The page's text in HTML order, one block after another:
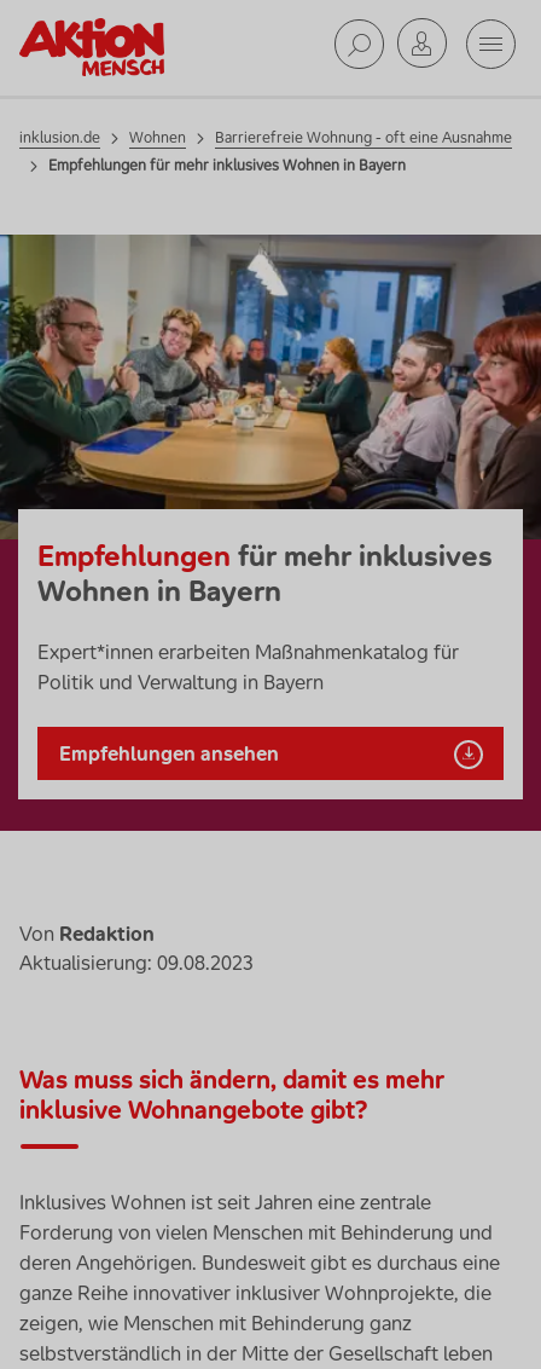
Wohnen
inklusion.de Wohnen
Barrierefreie Wohnung - oft eine Ausnahme
Empfehlungen für mehr inklusives Wohnen in Bayern
Empfehlungen für mehr inklusives
Wohnen in Bayern
Expert*innen erarbeiten Maßnahmenkatalog für
Politik und Verwaltung in Bayern
Empfehlungen ansehen
Von Redaktion
Aktualisierung: 09.08.2023
Was muss sich ändern, damit es mehr
inklusive Wohnangebote gibt?
Inklusives Wohnen ist seit Jahren eine zentrale
Forderung von vielen Menschen mit Behinderung und
deren Angehörigen. Bundesweit gibt es durchaus eine
ganze Reihe innovativer inklusiver Wohnprojekte, die
zeigen, wie Menschen mit Behinderung ganz
selbstverständlich in der Mitte der Gesellschaft leben